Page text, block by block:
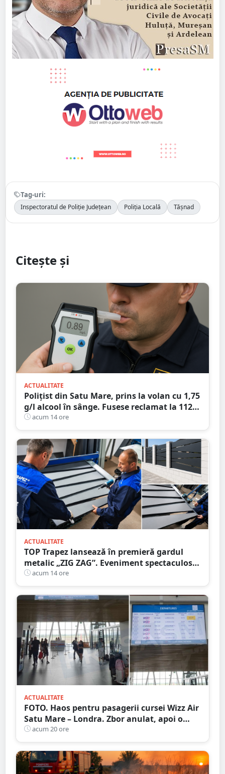
Tag-uri:
Inspectoratul de Poliție Județean Poliția Locală Tășnad
Citește și
ACTUALITATE
Polițist din Satu Mare, prins la volan cu 1,75
g/l alcool în sânge. Fusese reclamat la 112
că circula pe contrasens
acum 14 ore
ACTUALITATE
TOP Trapez lansează în premieră gardul
metalic „ZIG ZAG”. Eveniment spectaculos
în Grădina Romei
acum 14 ore
ACTUALITATE
FOTO. Haos pentru pasagerii cursei Wizz Air
Satu Mare – Londra. Zbor anulat, apoi o
nouă întârziere. Fără explicații clare
acum 20 ore